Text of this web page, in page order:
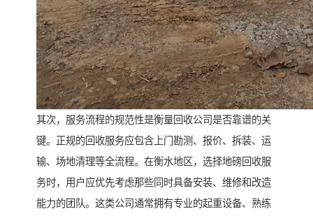
其次，服务流程的规范性是衡量回收公司是否靠谱的关
键。正规的回收服务应包含上门勘测、报价、拆装、运
输、场地清理等全流程。在衡水地区，选择地磅回收服
务时，用户应优先考虑那些同时具备安装、维修和改造
能力的团队。这类公司通常拥有专业的起重设备、熟练